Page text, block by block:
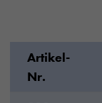
Artikel-
Nr.